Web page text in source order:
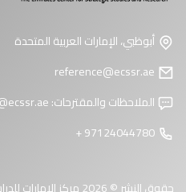
أبوظبي، الإمارات العربية المتحدة
الملاحظات والمقترحات: